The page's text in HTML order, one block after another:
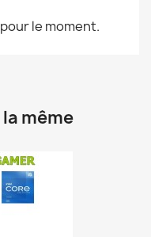
le moment.
même